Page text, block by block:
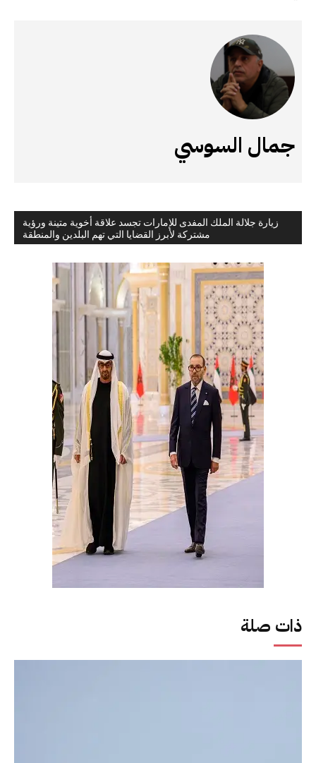
زيارة جلالة الملك المفدى للإمارات تجسد علاقة أخوية متينة ورؤية
مشتركة لأبرز القضايا التي تهم البلدين والمنطقة
ذات صلة
جمال السوسي